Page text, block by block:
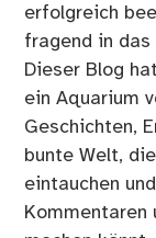
erfolgreich
fragend in das
Dieser Blog
ein Aquarium
Geschichten,
bunte Welt,
eintauchen
Kommentaren